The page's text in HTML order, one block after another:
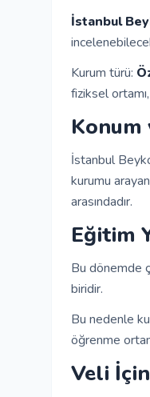
İstanbul
Kurum türü:
fiziksel
Konum
İstanbul
kurumu
arasındadır.
Eğitim
Bu dönemde
biridir.
Bu nedenle
öğrenme
Veli